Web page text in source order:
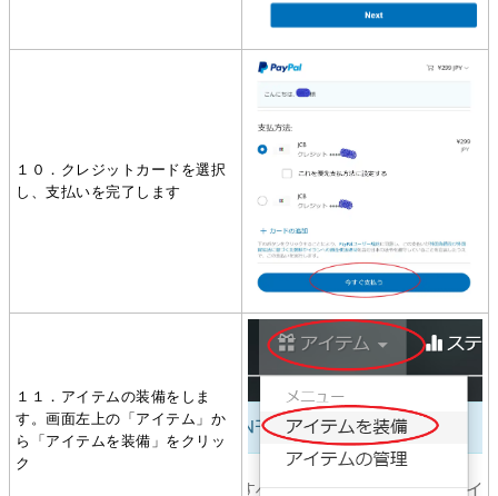
１０．クレジットカードを選択
し、支払いを完了します
１１．アイテムの装備をしま
す。画面左上の「アイテム」か
ら「アイテムを装備」をクリッ
ク